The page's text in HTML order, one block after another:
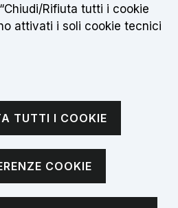
a Villa
Rifiuta tutti i cookie
attivati i soli cookie tecnici
TUTTI I COOKIE
COOKIE